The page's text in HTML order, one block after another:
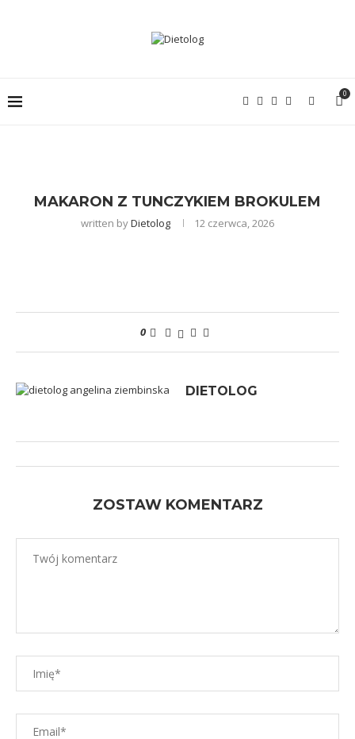
0
MAKARON Z TUNCZYKIEM BROKULEM
written byDietolog 12 czerwca, 2026
0
DIETOLOG
ZOSTAW KOMENTARZ